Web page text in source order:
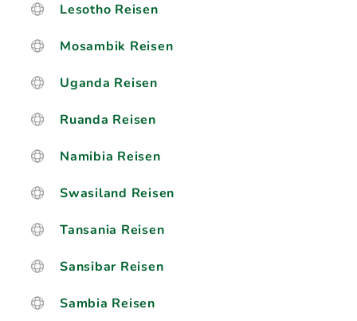
Lesotho Reisen
Mosambik Reisen
Uganda Reisen
Ruanda Reisen
Namibia Reisen
Swasiland Reisen
Tansania Reisen
Sansibar Reisen
Sambia Reisen